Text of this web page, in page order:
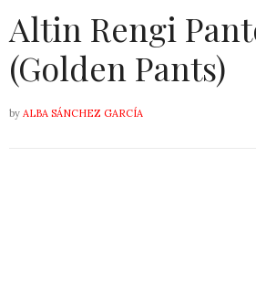
Altin Rengi
(Golden Pants)
by ALBA SÁNCHEZ GARCÍA